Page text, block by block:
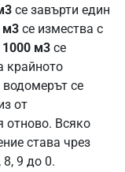
се завърти един
м3 се измества с
1000 м3 се
крайното
се
от
отново. Всяко
става чрез
8, 9 до 0.